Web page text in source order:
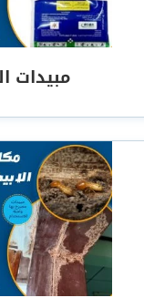
مبيدات